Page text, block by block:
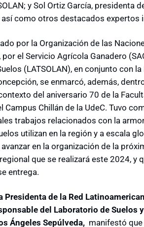
y Sol Ortiz García, presidenta
así como otros destacados expertos
por la Organización de las
por el Servicio Agrícola Ganadero
(LATSOLAN), en conjunto con
se enmarcó, además,
del aniversario 70 de la
Campus Chillán de la UdeC. Tuvo
trabajos relacionados con la
utilizan en la región y a escala
en la organización de la
que se realizará este 2024, y
entrega.
Presidenta de la Red
del Laboratorio de Suelos
Ángeles Sepúlveda, manifestó que